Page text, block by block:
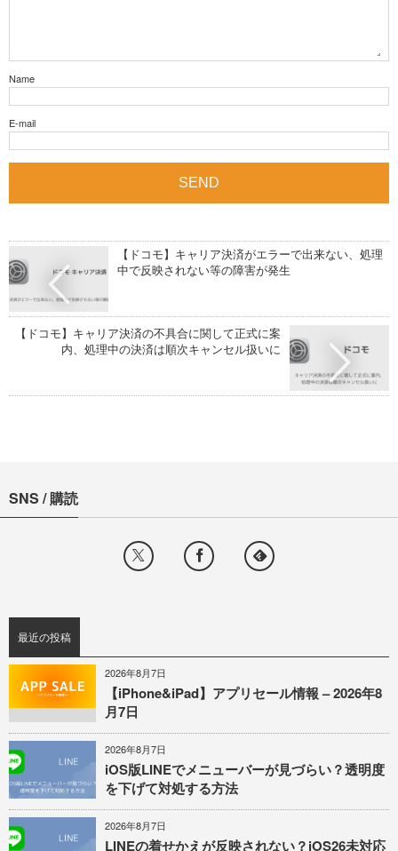
Name
E-mail
【ドコモ】キャリア決済がエラーで出来ない、処理
中で反映されない等の障害が発生
【ドコモ】キャリア決済の不具合に関して正式に案
内、処理中の決済は順次キャンセル扱いに
SNS / 購読
最近の投稿
2026年8月7日
【iPhone&iPad】アプリセール情報 – 2026年8
月7日
2026年8月7日
iOS版LINEでメニューバーが見づらい？透明度
を下げて対処する方法
2026年8月7日
LINEの着せかえが反映されない？iOS26未対応